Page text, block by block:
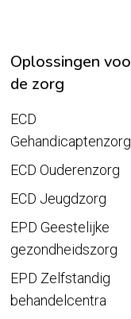
Oplossingen
de zorg
ECD
Gehandicaptenzorg
ECD Ouderenzorg
ECD Jeugdzorg
EPD Geestelijke
gezondheidszorg
EPD Zelfstandig
behandelcentra